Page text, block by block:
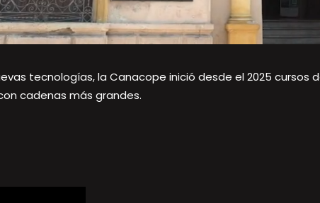
tecnologías, la Canacope inició desde el 2025 cursos
cadenas más grandes.